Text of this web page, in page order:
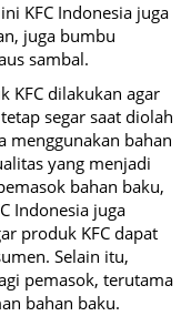
KFC Indonesia juga
juga bumbu
sambal.
KFC dilakukan agar
segar saat diolah
menggunakan bahan
yang menjadi
bahan baku,
Indonesia juga
produk KFC dapat
Selain itu,
pemasok, terutama
bahan baku.